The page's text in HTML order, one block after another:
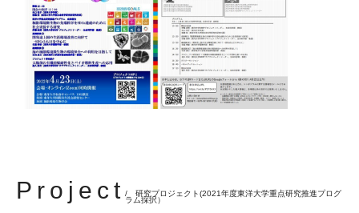
Project / 研究プロジェクト(2021年度東洋大学重点研究推進プログ
ラム採択）